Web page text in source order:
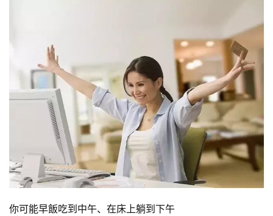
你可能早飯吃到中午、在床上躺到下午